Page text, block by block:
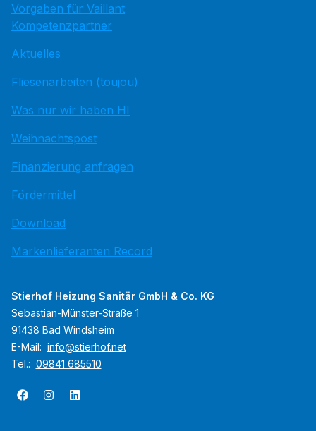
Vorgaben für Vaillant
Kompetenzpartner
Aktuelles
Fliesenarbeiten (toujou)
Was nur wir haben HI
Weihnachtspost
Finanzierung anfragen
Fördermittel
Download
Markenlieferanten Record
Stierhof Heizung Sanitär GmbH & Co. KG
Sebastian-Münster-Straße 1
91438 Bad Windsheim
E-Mail: info@stierhof.net
Tel.: 09841 685510